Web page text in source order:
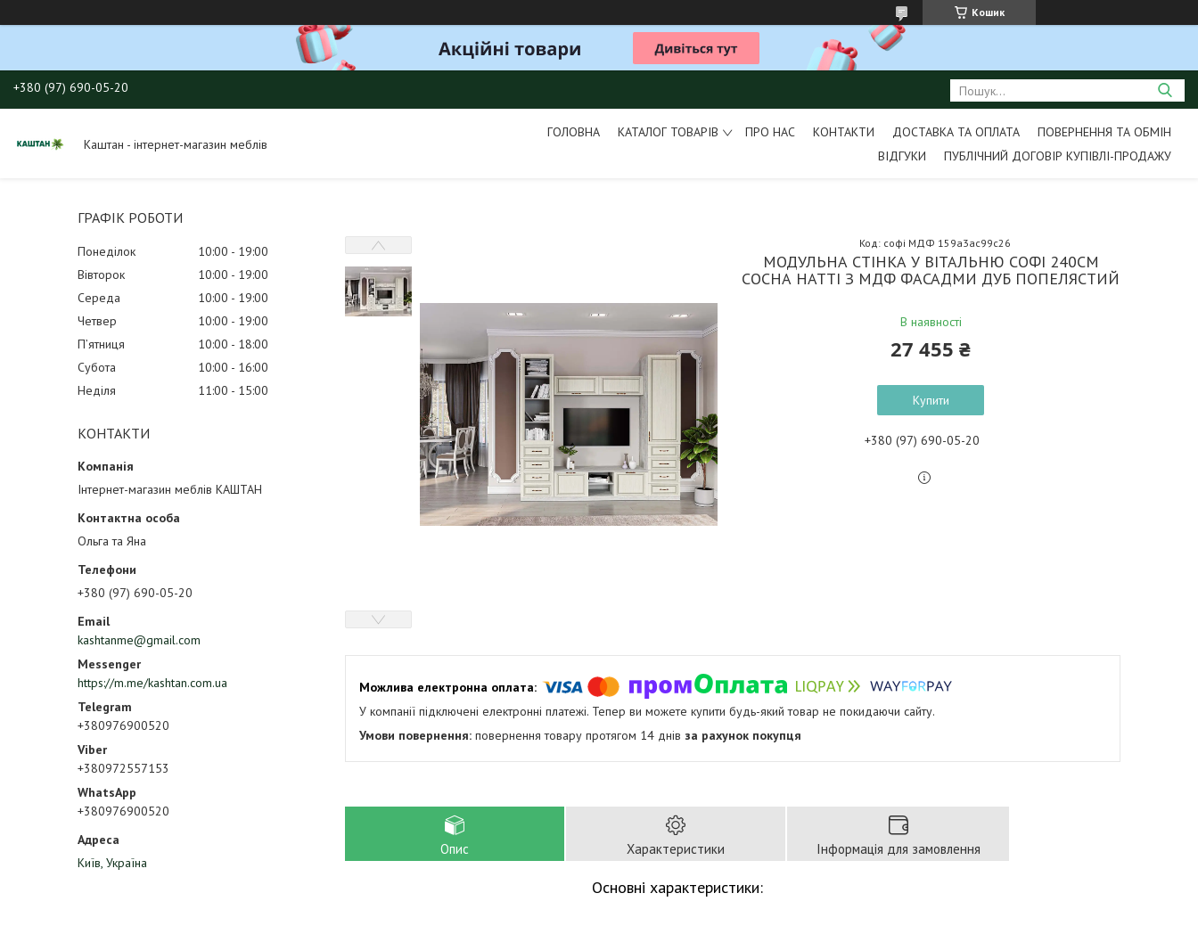
Кошик
+380 (97) 690-05-20
Каштан - інтернет-магазин меблів
ГОЛОВНА КАТАЛОГ ТОВАРІВ ПРО НАС КОНТАКТИ ДОСТАВКА ТА ОПЛАТА
ПОВЕРНЕННЯ ТА ОБМІН
ВІДГУКИ
ПУБЛІЧНИЙ ДОГОВІР КУПІВЛІ-ПРОДАЖУ
ГРАФІК РОБОТИ
Понеділок 10:00
19:00
Вівторок
10:00
19:00
Середа
10:00
19:00
Четвер
10:00
19:00
Пʼятниця
10:00
18:00
Субота
10:00
16:00
Неділя
11:00 15:00
КОНТАКТИ
Інтернет-магазин меблів КАШТАН
Ольга та Яна
+380 (97) 690-05-20
kashtanme@gmail.com
https://m.me/kashtan.com.ua
+380976900520
+380972557153
+380976900520
Київ, Україна
МОДУЛЬНА СТІНКА У ВІТАЛЬНЮ СОФІ 240СМ
СОСНА НАТТІ З МДФ ФАСАДМИ ДУБ ПОПЕЛЯСТИЙ
В наявності
Код: софі МДФ 159a3ac99c26
27 455 ₴
Купити
+380 (97) 690-05-20
У компанії підключені електронні платежі. Тепер ви можете купити будь-який товар не покидаючи сайту.
повернення товару протягом 14 днів за рахунок покупця
Опис Характеристики Інформація для замовлення
Основні характеристики: